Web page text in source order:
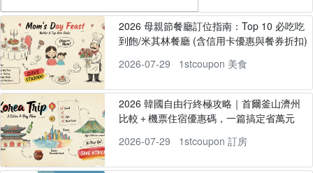
2026 母親節餐廳訂位指南：Top 10 必吃吃
到飽/米其林餐廳 (含信用卡優惠與餐券折扣)
2026-07-29
1stcoupon 美食
2026 韓國自由行終極攻略｜首爾釜山濟州
比較＋機票住宿優惠碼，一篇搞定省萬元
2026-07-29
1stcoupon 訂房